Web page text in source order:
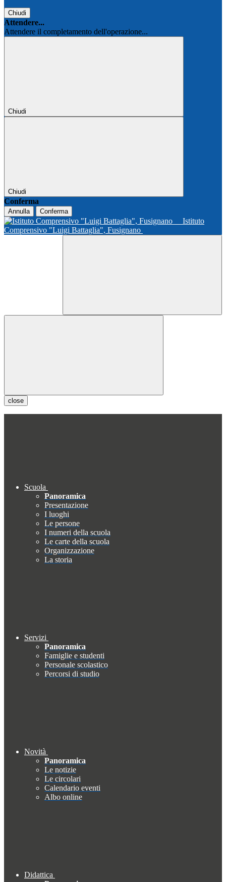
Chiudi
Attendere...
Attendere il completamento dell'operazione...
Chiudi
Chiudi
Conferma
Annulla Conferma
Istituto
Comprensivo "Luigi Battaglia", Fusignano
close
Scuola
Panoramica
Presentazione
I luoghi
Le persone
I numeri della scuola
Le carte della scuola
Organizzazione
La storia
Servizi
Panoramica
Famiglie e studenti
Personale scolastico
Percorsi di studio
Novità
Panoramica
Le notizie
Le circolari
Calendario eventi
Albo online
Didattica